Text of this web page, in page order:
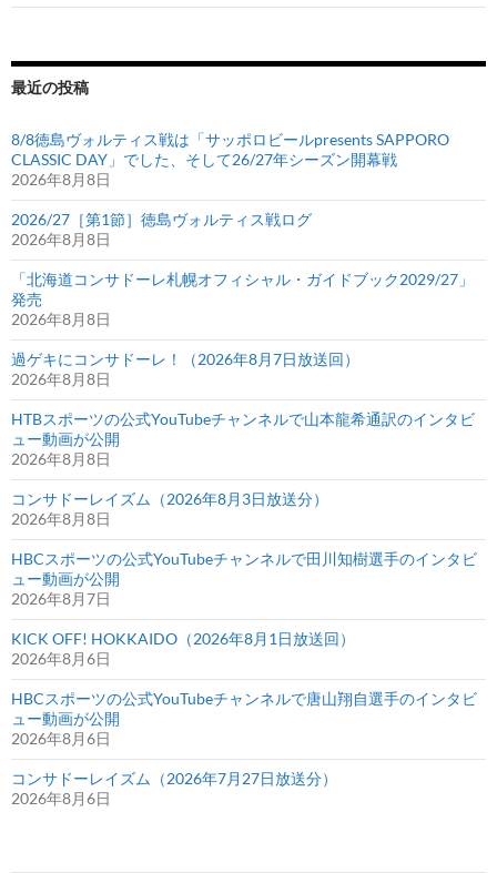
最近の投稿
8/8徳島ヴォルティス戦は「サッポロビールpresents SAPPORO
CLASSIC DAY」でした、そして26/27年シーズン開幕戦
2026年8月8日
2026/27［第1節］徳島ヴォルティス戦ログ
2026年8月8日
「北海道コンサドーレ札幌オフィシャル・ガイドブック2029/27」
発売
2026年8月8日
過ゲキにコンサドーレ！（2026年8月7日放送回）
2026年8月8日
HTBスポーツの公式YouTubeチャンネルで山本龍希通訳のインタビ
ュー動画が公開
2026年8月8日
コンサドーレイズム（2026年8月3日放送分）
2026年8月8日
HBCスポーツの公式YouTubeチャンネルで田川知樹選手のインタビ
ュー動画が公開
2026年8月7日
KICK OFF! HOKKAIDO（2026年8月1日放送回）
2026年8月6日
HBCスポーツの公式YouTubeチャンネルで唐山翔自選手のインタビ
ュー動画が公開
2026年8月6日
コンサドーレイズム（2026年7月27日放送分）
2026年8月6日